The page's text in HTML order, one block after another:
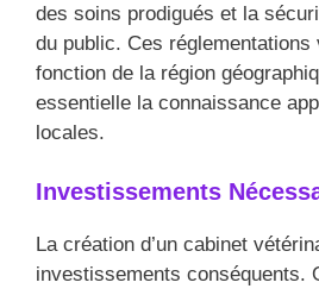
des soins prodigués et la
du public. Ces réglementations
fonction de la région
essentielle la connaissance
locales.
Investissements
La création d’un cabinet
investissements conséquents.